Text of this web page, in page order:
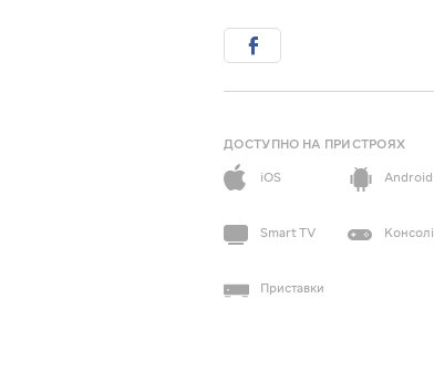
ДОСТУПНО НА ПРИСТРОЯХ
iOS
Android
Smart TV Консолі
Приставки